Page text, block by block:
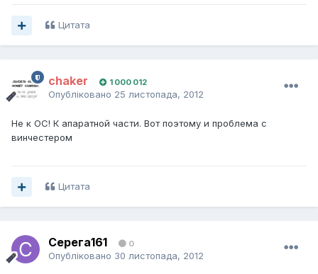
Цитата
chaker 1 000 012
Опубліковано 25 листопада, 2012
Не к ОС! К апаратной части. Вот поэтому и проблема с
винчестером
Цитата
Серега161 0
Опубліковано 30 листопада, 2012